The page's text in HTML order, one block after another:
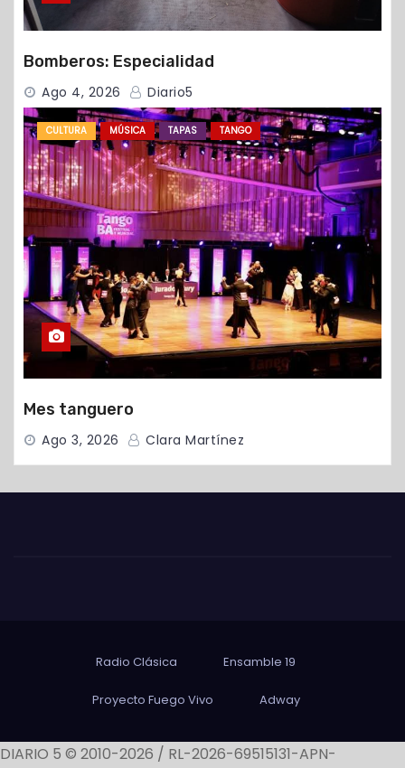
Bomberos: Especialidad
Ago 4, 2026 Diario5
CULTURA MÚSICA TAPAS TANGO
Mes tanguero
Ago 3, 2026 Clara Martínez
Radio Clásica Ensamble 19
Proyecto Fuego Vivo Adway
DIARIO 5 © 2010-2026 / RL-2026-69515131-APN-